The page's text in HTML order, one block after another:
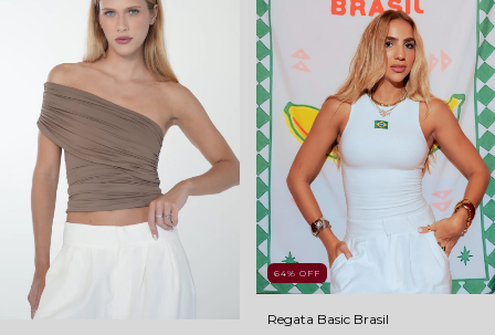
64% OFF
Regata Basic Brasil